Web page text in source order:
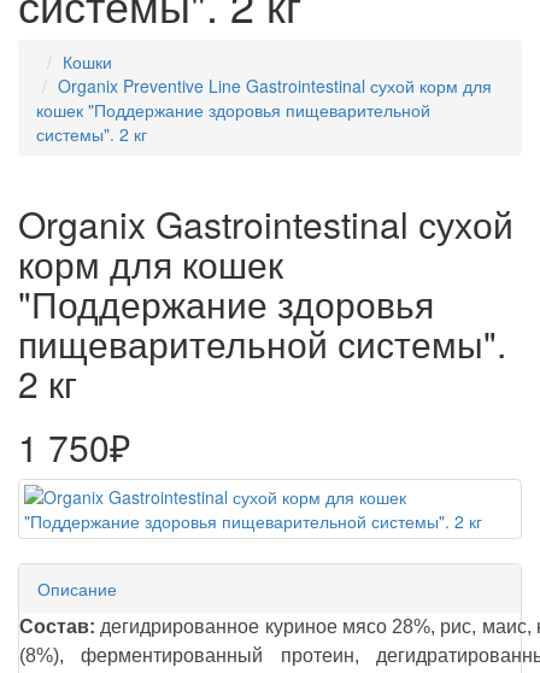
Кошки
Organix Preventive Line Gastrointestinal сухой корм для
кошек "Поддержание здоровья пищеварительной
системы". 2 кг
Organix Gastrointestinal сухой
корм для кошек
"Поддержание здоровья
пищеварительной системы".
2 кг
1 750₽
Описание
Состав: дегидрированное куриное мясо 28%, рис,
(8%), ферментированный протеин,